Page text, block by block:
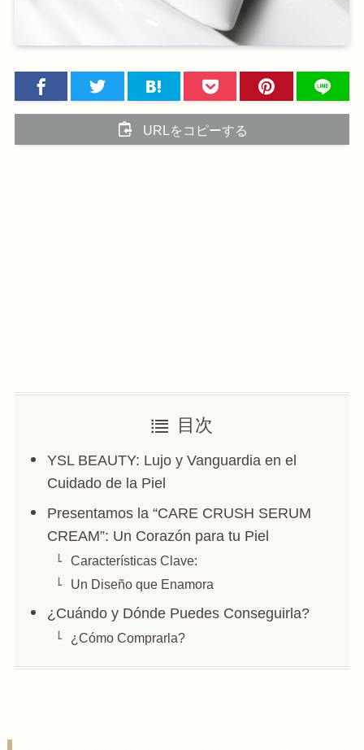
URLをコピーする
目次
YSL BEAUTY: Lujo y Vanguardia en el
Cuidado de la Piel
Presentamos la “CARE CRUSH SERUM
CREAM”: Un Corazón para tu Piel
Características Clave:
Un Diseño que Enamora
¿Cuándo y Dónde Puedes Conseguirla?
¿Cómo Comprarla?